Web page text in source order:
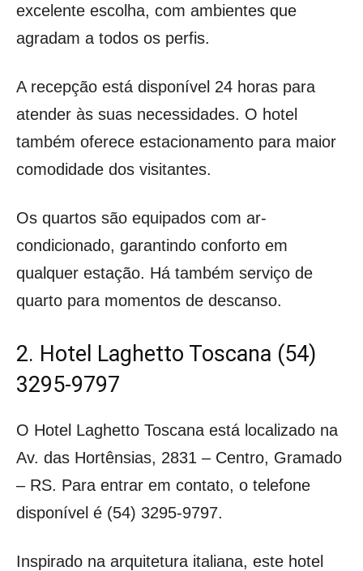
excelente escolha, com ambientes que
agradam a todos os perfis.
A recepção está disponível 24 horas para
atender às suas necessidades. O hotel
também oferece estacionamento para maior
comodidade dos visitantes.
Os quartos são equipados com ar-
condicionado, garantindo conforto em
qualquer estação. Há também serviço de
quarto para momentos de descanso.
2. Hotel Laghetto Toscana (54)
3295-9797
O Hotel Laghetto Toscana está localizado na
Av. das Hortênsias, 2831 – Centro, Gramado
– RS. Para entrar em contato, o telefone
disponível é (54) 3295-9797.
Inspirado na arquitetura italiana, este hotel